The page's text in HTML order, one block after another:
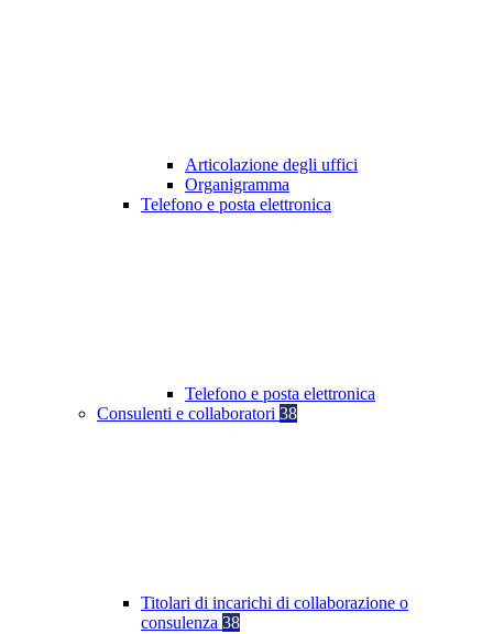
Articolazione degli uffici
Organigramma
Telefono e posta elettronica
Telefono e posta elettronica
Consulenti e collaboratori 38
Titolari di incarichi di collaborazione o
consulenza 38